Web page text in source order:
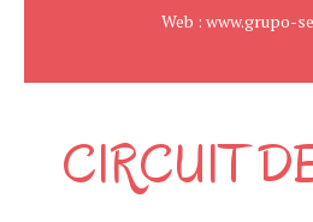
Web : www.grupo-
CIRCUIT